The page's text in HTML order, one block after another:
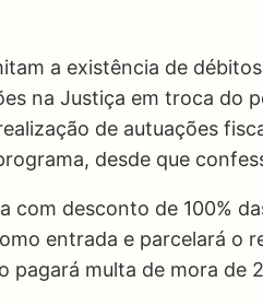
a existência de
na Justiça em troca do
de autuações
desde que
com desconto de 100%
entrada e parcelará o
pagará multa de mora de